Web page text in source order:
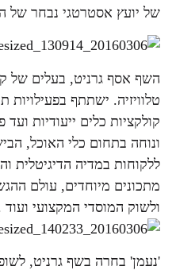
של יועץ אסטרטגי נבחר של
השף אסף גרניט, בעלים של
טלוויזיה. ישתתף בפעילויות
קולקציות כלים ייעודיות
ונוחה בתחום כלי האוכל,
ללקוחות במדיה הדיגיטלית
מתכונים מיוחדים, עולם
ולשוק המוסדי המקצועי ועוד
'נעמן' בחרה בשף גרניט,